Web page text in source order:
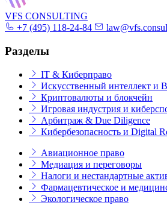
VFS CONSULTING
+7 (495) 118-24-84
Разделы
IT & Киберправо
Искусственный интеллект и
Криптовалюты и блокчейн
Игровая индустрия и
Арбитраж & Due Diligence
Кибербезопасность и Digital
Авиационное право
Медиация и переговоры
Налоги и нестандартные
Фармацевтическое и
Экологическое право